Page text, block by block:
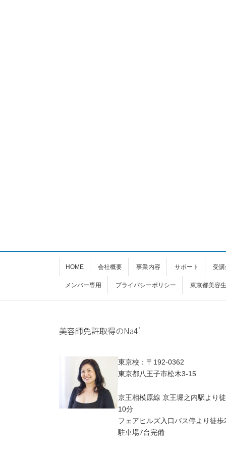
HOME 会社概要 事業内容 サポート 受
メンバー専用 プライバシーポリシー 東京都美容
美容師免許取得のNa4'
東京校：〒192-0362
東京都八王子市松木3-15
京王相模原線 京王堀之内駅より
10分
フェアヒルズ入口バス停より徒歩
駐車場7台完備